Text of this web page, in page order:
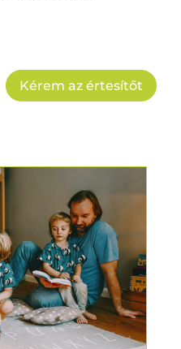
Kérem az értesítőt